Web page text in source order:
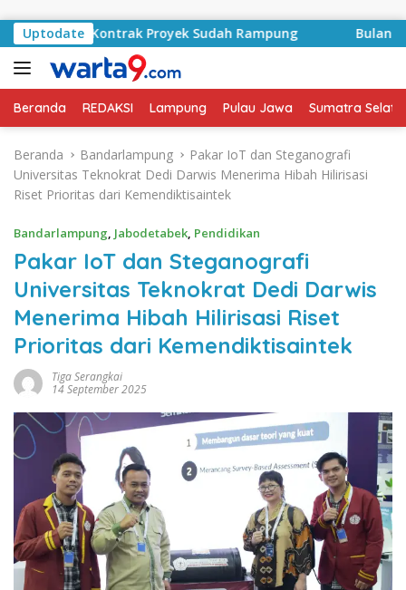
Uptodate
Kontrak Proyek Sudah Rampung Bulan
Beranda REDAKSI Lampung Pulau Jawa Sumatra
Beranda Bandarlampung
Pakar IoT dan Steganografi
Universitas Teknokrat Dedi Darwis Menerima Hibah Hilirisasi
Riset Prioritas dari Kemendiktisaintek
Bandarlampung, Jabodetabek, Pendidikan
Pakar IoT dan Steganografi
Universitas Teknokrat Dedi Darwis
Menerima Hibah Hilirisasi Riset
Prioritas dari Kemendiktisaintek
Tiga Serangkai
14 September 2025